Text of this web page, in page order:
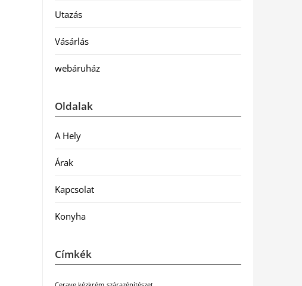
Utazás
Vásárlás
webáruház
Oldalak
A Hely
Árak
Kapcsolat
Konyha
Címkék